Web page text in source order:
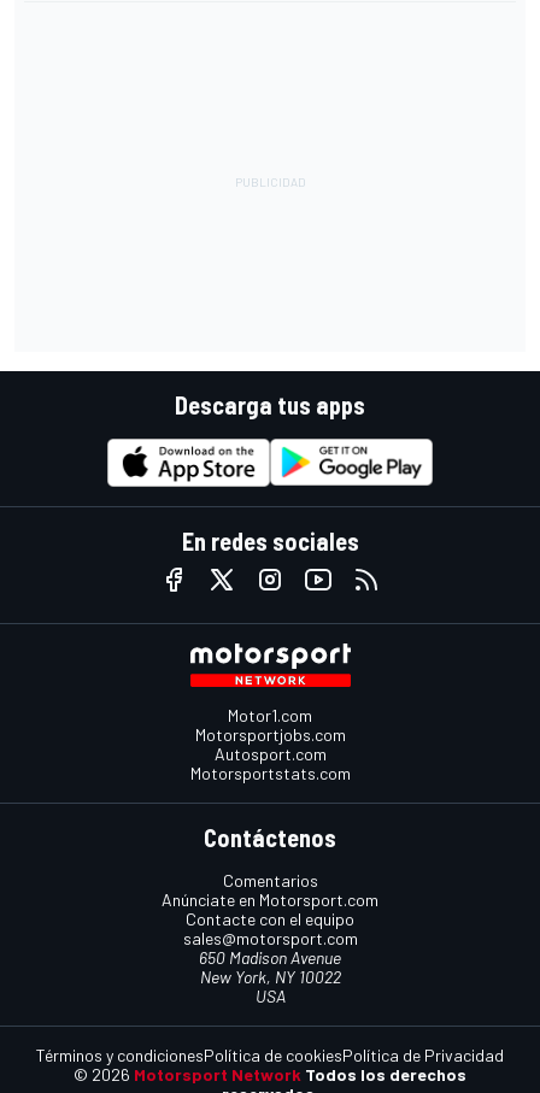
Descarga tus apps
En redes sociales
Motor1.com
Motorsportjobs.com
Autosport.com
Motorsportstats.com
Contáctenos
Comentarios
Anúnciate en Motorsport.com
Contacte con el equipo
sales@motorsport.com
650 Madison Avenue
New York, NY 10022
USA
© 2026 Motorsport Network Todos los derechos
Términos y condicionesPolítica de cookiesPolítica de Privacidad